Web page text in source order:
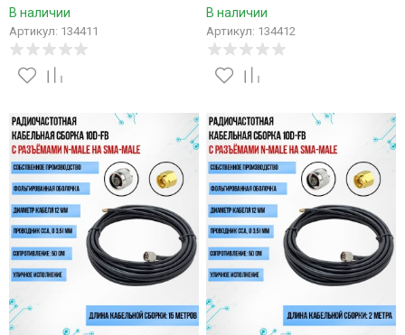
В наличии
Артикул: 134411
В наличии
Артикул: 134412